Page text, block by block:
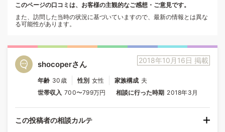
このページの口コミは、お客様の主観的なご感想・ご意見です。
また、訪問した当時の状況に基づいていますので、最新の情報とは異な
る可能性があります。
2018年10月16日 掲載
shocoperさん
年齢 30歳 性別 女性 家族構成 夫
世帯収入 700〜799万円 相談に行った時期 2018年3月
この投稿者の相談カルテ